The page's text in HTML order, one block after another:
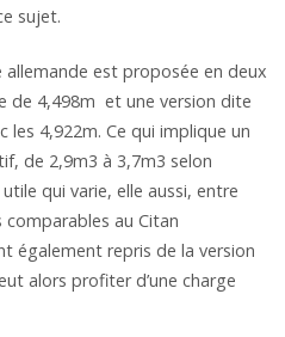
sujet.
est proposée en deux
de 4,498m et une version dite
4,922m. Ce qui implique un
de 2,9m3 à 3,7m3 selon
qui varie, elle aussi, entre
au Citan
également repris de la version
alors profiter d’une charge